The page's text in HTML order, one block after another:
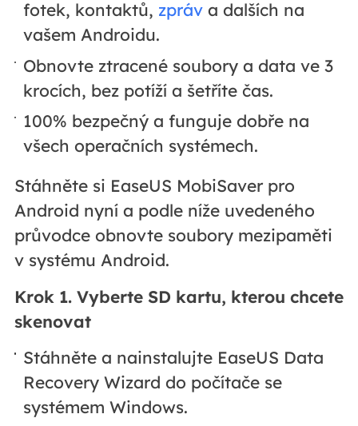
fotek, kontaktů, zpráv a dalších na
vašem Androidu.
Obnovte ztracené soubory a data ve 3
krocích, bez potíží a šetříte čas.
100% bezpečný a funguje dobře na
všech operačních systémech.
Stáhněte si EaseUS MobiSaver pro
Android nyní a podle níže uvedeného
průvodce obnovte soubory mezipaměti
v systému Android.
Krok 1. Vyberte SD kartu, kterou chcete
skenovat
Stáhněte a nainstalujte EaseUS Data
Recovery Wizard do počítače se
systémem Windows.